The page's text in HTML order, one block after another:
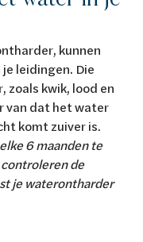
kunnen
leidingen. Die
zoals kwik, lood en
van dat het water
komt zuiver is.
6 maanden te
de
je waterontharder